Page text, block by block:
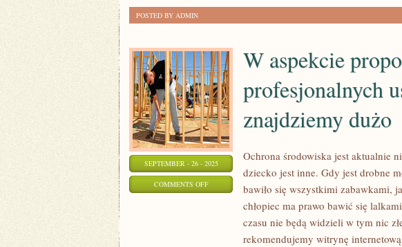
CZY
WITAMIN
POSTED BY ADMIN
SEPTEMBER - 26 - 2025
COMMENTS OFFON
PROPONOWANYCH
W aspekcie
profesjonalnych
znajdziemy dużo
Ochrona środowiska jest aktualnie
dziecko jest inne. Gdy jest drobne
bawiło się wszystkimi zabawkami,
chłopiec ma prawo bawić się
czasu nie będą widzieli w tym nic
rekomendujemy witrynę